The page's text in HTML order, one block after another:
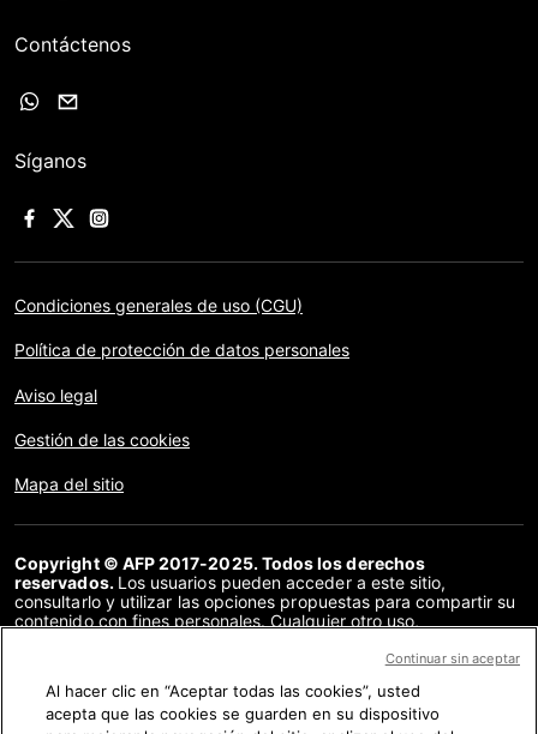
Contáctenos
Síganos
Condiciones generales de uso (CGU)
Política de protección de datos personales
Aviso legal
Gestión de las cookies
Mapa del sitio
Copyright © AFP 2017-2025. Todos los derechos
reservados. Los usuarios pueden acceder a este sitio,
consultarlo y utilizar las opciones propuestas para compartir su
contenido con fines personales. Cualquier otro uso,
distribución del contenido de este sitio, en su totalidad o en
acuerdo específico firmado con la AFP, está estrictamente
prohibido. Los elementos analizados en cada verificación se
Al hacer clic en “Aceptar todas las cookies”, usted
acepta que las cookies se guarden en su dispositivo
Continuar sin aceptar